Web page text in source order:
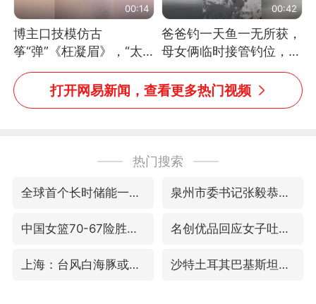
00:14
博主口技模仿古
筝“弹”《枉凝眉》，“太
像了～你是吃古筝长大的
吗？”“或将成为首位考级
不带古筝的选手。”（来
00:42
爸爸钓一天鱼一无所获，
母女俩临时接管钓位，用
玩具鱼竿钓上大鱼
打开网易新闻，查看更多热门视频
热门搜索
全球首个长时储能一体化产业园量产 泉州市委书记张毅恭被查
中国女篮70-67险胜尼日利亚女篮 名创优品回应女子吐槽内裤质量差
上海：台风白海豚或将带来龙卷风 沙特土耳其巴基斯坦签署共同防务协议